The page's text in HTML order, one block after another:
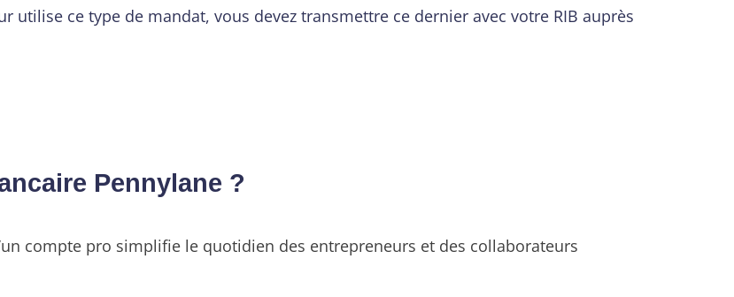
utilise ce type de mandat, vous devez transmettre ce dernier avec votre RIB auprès
Pennylane ?
compte pro simplifie le quotidien des entrepreneurs et des collaborateurs